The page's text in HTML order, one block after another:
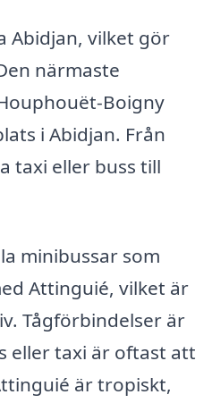
Abidjan, vilket gör
närmaste
Boigny
i Abidjan. Från
taxi eller buss till
minibussar som
Attinguié, vilket är
Tågförbindelser är
eller taxi är oftast att
är tropiskt,